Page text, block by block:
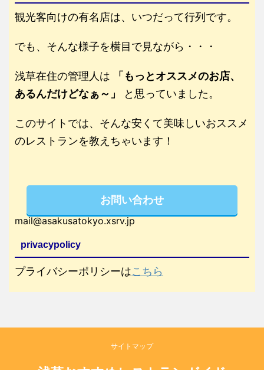
観光客向けの有名店は、いつだって行列です。
でも、そんな様子を横目で見ながら・・・
浅草在住の管理人は
「もっとオススメのお店、
あるんだけどなぁ～」
と思っていました。
このサイトでは、そんな安くて美味しいおススメ
のレストランを教えちゃいます！
お問い合わせ
mail@asakusatokyo.xsrv.jp
privacypolicy
プライバシーポリシーはこちら
サイトマップ